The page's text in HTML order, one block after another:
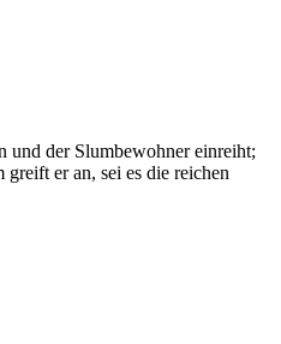
und der Slumbewohner einreiht;
er an, sei es die reichen